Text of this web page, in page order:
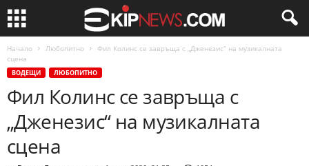
Начало Любопитно
Фил Колинс се завръща с „Дженезис“ на музикалната
сцена
ВОДЕЩИ ЛЮБОПИТНО
Фил Колинс се завръща с
„Дженезис“ на музикалната
сцена